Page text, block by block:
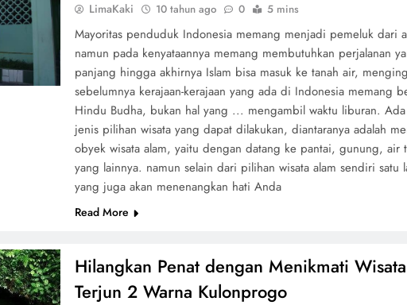
LimaKaki 10 tahun ago 0 5 mins
Mayoritas penduduk Indonesia memang menjadi pemeluk dari
namun pada kenyataannya memang membutuhkan perjalanan
panjang hingga akhirnya Islam bisa masuk ke tanah air,
sebelumnya kerajaan-kerajaan yang ada di Indonesia memang
Hindu Budha, bukan hal yang ... mengambil waktu liburan.
jenis pilihan wisata yang dapat dilakukan, diantaranya adalah
obyek wisata alam, yaitu dengan datang ke pantai, gunung, air
yang lainnya. namun selain dari pilihan wisata alam sendiri satu
yang juga akan menenangkan hati Anda
Read More
Hilangkan Penat dengan Menikmati
Terjun 2 Warna Kulonprogo